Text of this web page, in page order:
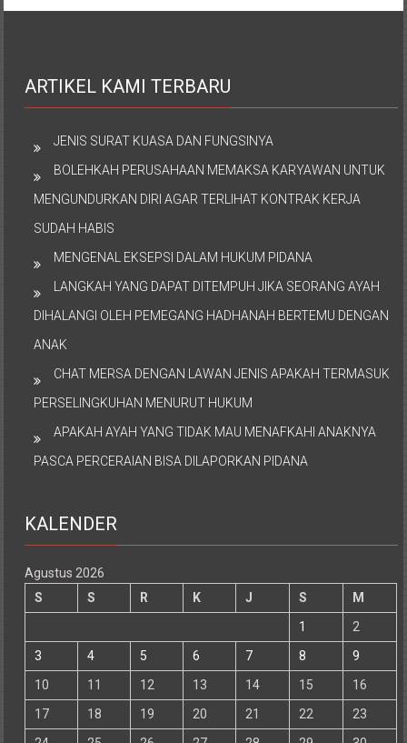
ARTIKEL KAMI TERBARU
JENIS SURAT KUASA DAN FUNGSINYA
BOLEHKAH PERUSAHAAN MEMAKSA KARYAWAN UNTUK
MENGUNDURKAN DIRI AGAR TERLIHAT KONTRAK KERJA
SUDAH HABIS
MENGENAL EKSEPSI DALAM HUKUM PIDANA
LANGKAH YANG DAPAT DITEMPUH JIKA SEORANG AYAH
DIHALANGI OLEH PEMEGANG HADHANAH BERTEMU DENGAN
ANAK
CHAT MERSA DENGAN LAWAN JENIS APAKAH TERMASUK
PERSELINGKUHAN MENURUT HUKUM
APAKAH AYAH YANG TIDAK MAU MENAFKAHI ANAKNYA
PASCA PERCERAIAN BISA DILAPORKAN PIDANA
KALENDER
Agustus 2026
S
S R K J S
M
1
2
3
4 5 6 7 8
9
10
11 12 13 14 15
16
17
18 19 20 21 22
23